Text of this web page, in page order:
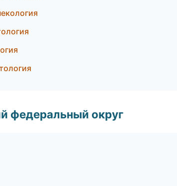
федеральный округ